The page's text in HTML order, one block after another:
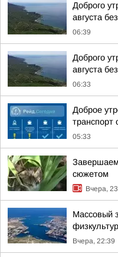
Доброго
августа
06:39
Доброго
августа
06:33
Доброе
транспорт
05:33
сюжетом
Вчера,
Массовый
Вчера, 22:39